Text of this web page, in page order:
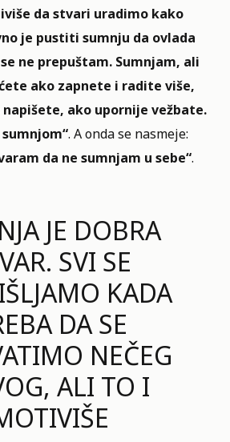
da stvari uradimo kako
je pustiti sumnju da ovlada
ne prepuštam. Sumnjam, ali
ako zapnete i radite više,
ako upornije vežbate.
. A onda se nasmeje:
da ne sumnjam u sebe“.
JE DOBRA
SVI SE
KADA
DA SE
NEČEG
ALI TO I